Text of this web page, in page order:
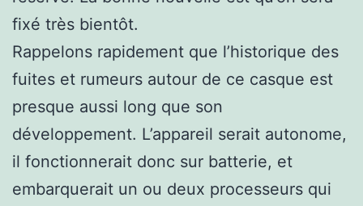
fixé très bientôt.
Rappelons rapidement que l’historique des
fuites et rumeurs autour de ce casque est
presque aussi long que son
développement. L’appareil serait autonome,
il fonctionnerait donc sur batterie, et
embarquerait un ou deux processeurs qui